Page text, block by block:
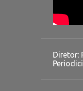
Diretor: